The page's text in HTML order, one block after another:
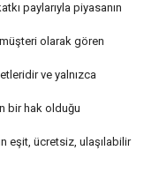
paylarıyla piyasanın
olarak gören
ve yalnızca
bir hak olduğu
eşit, ücretsiz, ulaşılabilir